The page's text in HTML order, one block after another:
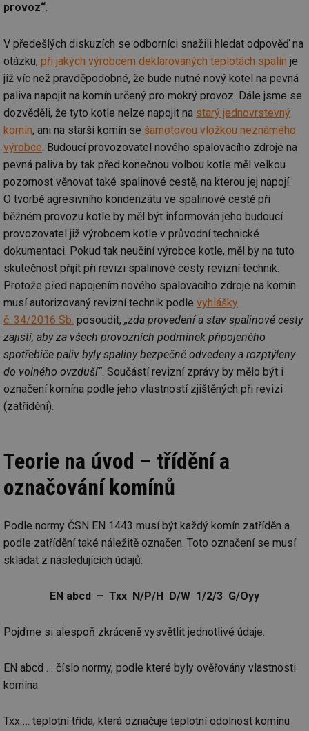
provoz“.
V předešlých diskuzích se odborníci snažili hledat odpověď na
otázku, při jakých výrobcem deklarovaných teplotách spalin je
již víc než pravděpodobné, že bude nutné nový kotel na pevná
paliva napojit na komín určený pro mokrý provoz. Dále jsme se
dozvěděli, že tyto kotle nelze napojit na starý jednovrstevný
komín, ani na starší komín se šamotovou vložkou neznámého
výrobce . Budoucí provozovatel nového spalovacího zdroje na
pevná paliva by tak před konečnou volbou kotle měl velkou
pozornost věnovat také spalinové cestě, na kterou jej napojí.
O tvorbě agresivního kondenzátu ve spalinové cestě při
běžném provozu kotle by měl být informován jeho budoucí
provozovatel již výrobcem kotle v průvodní technické
dokumentaci. Pokud tak neučiní výrobce kotle, měl by na tuto
skutečnost přijít při revizi spalinové cesty revizní technik.
Protože před napojením nového spalovacího zdroje na komín
musí autorizovaný revizní technik podle vyhlášky
č. 34/2016 Sb. posoudit, „zda provedení a stav spalinové cesty
zajistí, aby za všech provozních podmínek připojeného
spotřebiče paliv byly spaliny bezpečně odvedeny a rozptýleny
do volného ovzduší“. Součástí revizní zprávy by mělo být i
označení komína podle jeho vlastností zjištěných při revizi
(zatřídění).
Teorie na úvod – třídění a
označování komínů
Podle normy ČSN EN 1443 musí být každý komín zatříděn a
podle zatřídění také náležitě označen. Toto označení se musí
skládat z následujících údajů:
EN abcd – Txx N/P/H D/W 1/2/3 G/Oyy
Pojďme si alespoň zkráceně vysvětlit jednotlivé údaje.
EN abcd … číslo normy, podle které byly ověřovány vlastnosti
komína
Txx … teplotní třída, která označuje teplotní odolnost komínu